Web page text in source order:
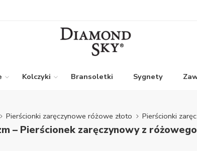
Kolczyki Bransoletki Sygnety
Pierścionki zaręczynowe różowe złoto Pierścionki
– Pierścionek zaręczynowy z